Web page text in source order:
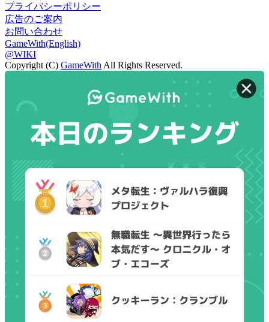
プライバシーポリシー
広告のご案内
お問い合わせ
GameWith(English)
@WIKI
Copyright (C) GameWith All Rights Reserved.